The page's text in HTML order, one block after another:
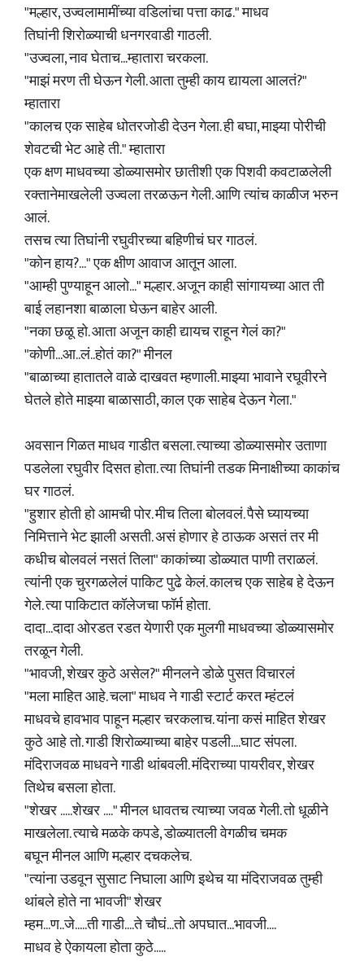
"मल्हार, उज्वलामामींच्या वडिलांचा पत्ता काढ." माधव
तिघांनी शिरोळ्याची धनगरवाडी गाठली.
"उज्वला, नाव घेताच...म्हातारा चरकला.
"माझं मरण ती घेऊन गेली. आता तुम्ही काय द्यायला आलतं?"
म्हातारा
"कालच एक साहेब धोतरजोडी देउन गेला. ही बघा, माझ्या पोरीची
शेवटची भेट आहे ती." म्हातारा
एक क्षण माधवच्या डोळ्यासमोर छातीशी एक पिशवी कवटाळलेली
रक्तानेमाखलेली उज्वला तरळऊन गेली. आणि त्यांच काळीज भरुन
आलं.
तसच त्या तिघांनी रघुवीरच्या बहिणीचं घर गाठलं.
"कोन हाय?..." एक क्षीण आवाज आतून आला.
"आम्ही पुण्याहून आलो..." मल्हार. अजून काही सांगायच्या आत ती
बाई लहानशा बाळाला घेऊन बाहेर आली.
"नका छळू हो. आता अजून काही द्यायच राहून गेलं का?"
"कोणी...आ..लं..होतं का?" मीनल
"बाळाच्या हातातले वाळे दाखवत म्हणाली. माझ्या भावाने रघूवीरने
घेतले होते माझ्या बाळासाठी, काल एक साहेब देऊन गेला."
अवसान गिळत माधव गाडीत बसला. त्याच्या डोळ्यासमोर उताणा
पडलेला रघुवीर दिसत होता. त्या तिघांनी तडक मिनाक्षीच्या काकांच
घर गाठलं.
"हुशार होती हो आमची पोर. मीच तिला बोलवलं. पैसे घ्यायच्या
निमित्ताने भेट झाली असती. असं होणार हे ठाऊक असतं तर मी
कधीच बोलवलं नसतं तिला" काकांच्या डोळ्यात पाणी तराळलं.
त्यांनी एक चुरगळलेलं पाकिट पुढे केलं. कालच एक साहेब हे देऊन
गेले. त्या पाकिटात कॉलेजचा फॉर्म होता.
दादा...दादा ओरडत रडत येणारी एक मुलगी माधवच्या डोळ्यासमोर
तरळून गेली.
"भावजी, शेखर कुठे असेल?" मीनलने डोळे पुसत विचारलं
"मला माहित आहे. चला" माधव ने गाडी स्टार्ट करत म्हंटलं
माधवचे हावभाव पाहून मल्हार चरकलाच. यांना कसं माहित शेखर
कुठे आहे तो. गाडी शिरोळ्याच्या बाहेर पडली....घाट संपला.
मंदिराजवळ माधवने गाडी थांबवली. मंदिराच्या पायरीवर, शेखर
तिथेच बसला होता.
"शेखर .....शेखर ...." मीनल धावतच त्याच्या जवळ गेली. तो धूळीने
माखलेला. त्याचे मळके कपडे, डोळ्यातली वेगळीच चमक
बघून मीनल आणि मल्हार दचकलेच.
"त्यांना उडवून सुसाट निघाला आणि इथेच या मंदिराजवळ तुम्ही
थांबले होते ना भावजी" शेखर
म्हम...ण..जे.....ती गाडी....ते चौघं...तो अपघात...भावजी....
माधव हे ऐकायला होता कुठे.....